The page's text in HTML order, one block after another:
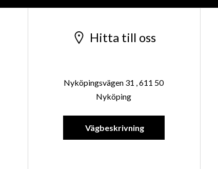
Hitta till oss
Nyköpingsvägen 31 , 611 50
Nyköping
Vägbeskrivning